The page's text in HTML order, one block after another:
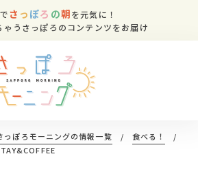
さ っ ぽろ の朝を元気に！
ゃうさっぽろのコンテンツをお届け
っぽろモーニングの情報一覧 / 食べる！
/